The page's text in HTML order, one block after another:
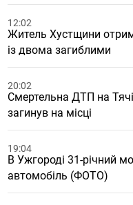
12:02
Житель Хустщини
із двома загиблими
20:02
Смертельна ДТП на
загинув на місці
19:04
В Ужгороді 31-річний
автомобіль (ФОТО)